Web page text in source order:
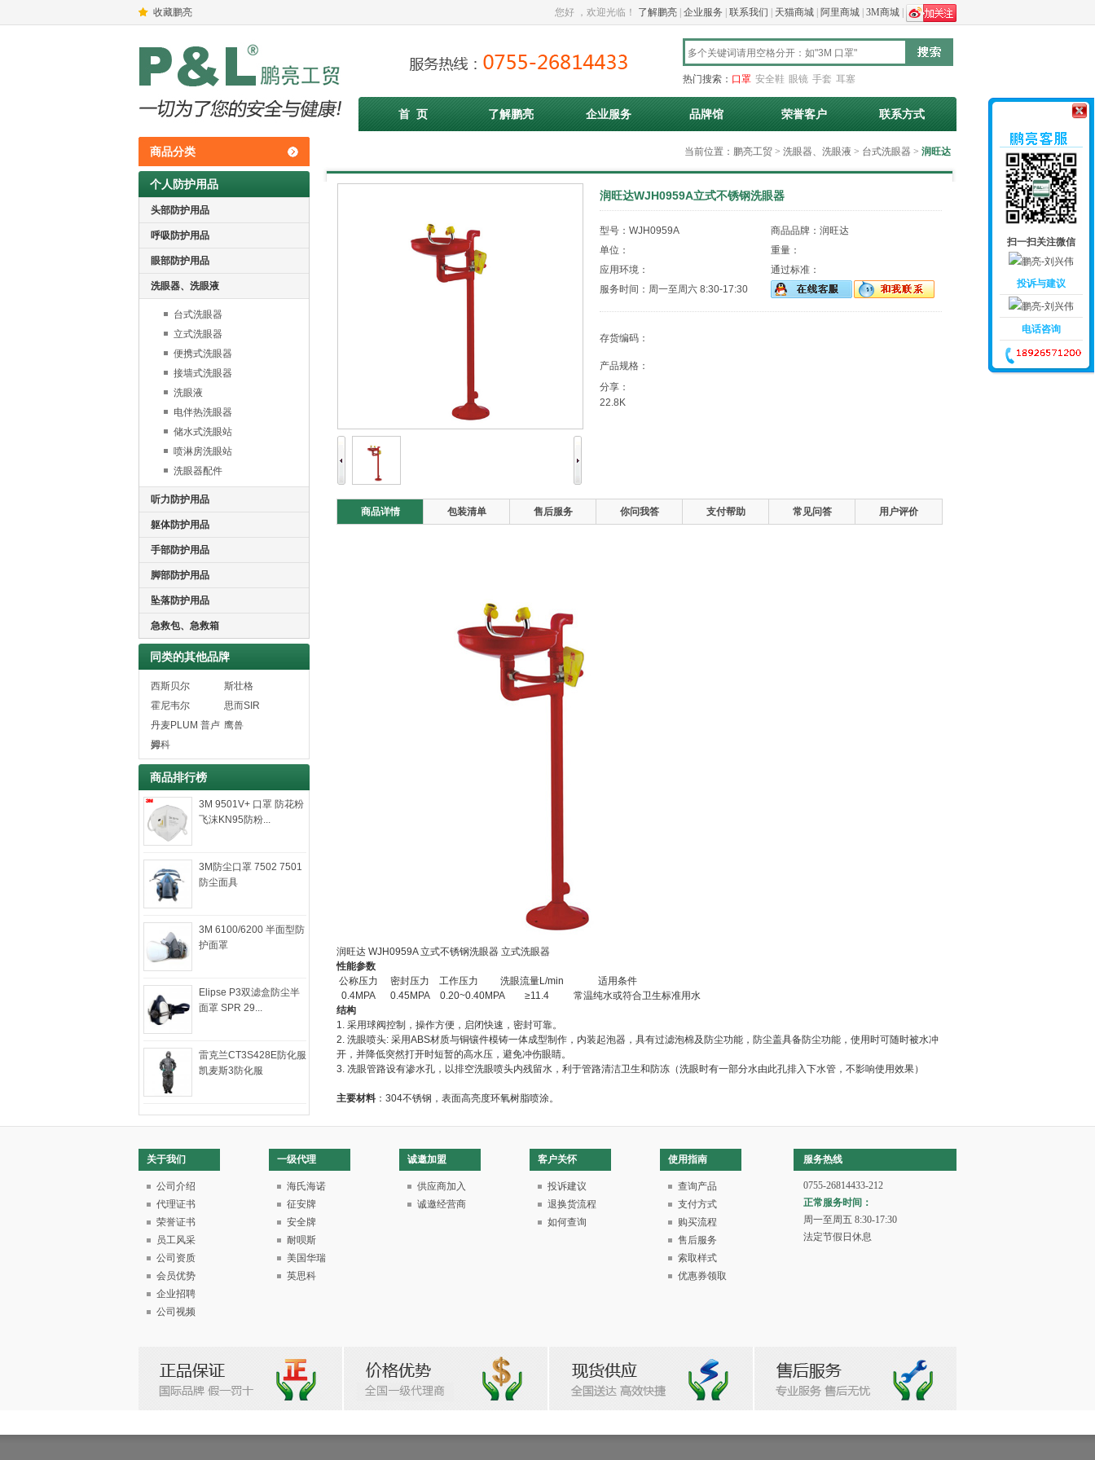
收藏鹏亮 您好 ，欢迎光临！ 了解鹏亮 企业服务 联系我们 天猫商城 阿里商城 3M商城
热门搜索： 口罩 安全鞋 眼镜 手套 耳塞
首 页 了解鹏亮 企业服务 品牌馆 荣誉客户 联系方式
商品分类
个人防护用品
头部防护用品
呼吸防护用品
眼部防护用品
洗眼器、洗眼液
台式洗眼器
立式洗眼器
便携式洗眼器
接墙式洗眼器
洗眼液
电伴热洗眼器
储水式洗眼站
喷淋房洗眼站
洗眼器配件
听力防护用品
躯体防护用品
手部防护用品
脚部防护用品
坠落防护用品
急救包、急救箱
同类的其他品牌
西斯贝尔
斯壮格
霍尼韦尔
思而SIR
丹麦PLUM 普卢
姆
鹰兽
羿科
商品排行榜
3M 9501V+ 口罩 防花粉
飞沫KN95防粉...
3M防尘口罩 7502 7501
防尘面具
3M 6100/6200 半面型防
护面罩
Elipse P3双滤盒防尘半
面罩 SPR 29...
雷克兰CT3S428E防化服
凯麦斯3防化服
当前位置： 鹏亮工贸 > 洗眼器、洗眼液 > 台式洗眼器 > 润旺达
润旺达WJH0959A立式不锈钢洗眼器
型号：WJH0959A
商品品牌：润旺达
单位：
重量：
应用环境：
通过标准：
服务时间：周一至周六 8:30-17:30
存货编码：
产品规格：
分享：
22.8K
商品详情 包装清单 售后服务 你问我答 支付帮助 常见问答 用户评价
润旺达 WJH0959A 立式不锈钢洗眼器 立式洗眼器
性能参数
公称压力 密封压力 工作压力 洗眼流量L/min 适用条件
0.4MPA 0.45MPA 0.20~0.40MPA ≥11.4 常温纯水或符合卫生标准用水
结构
1. 采用球阀控制，操作方便，启闭快速，密封可靠。
2. 洗眼喷头: 采用ABS材质与铜镶件模铸一体成型制作，内装起泡器，具有过滤泡棉及防尘功能，防尘盖具备防尘功能，使用时可随时被水冲
开，并降低突然打开时短暂的高水压，避免冲伤眼睛。
3. 冼眼管路设有渗水孔，以排空洗眼喷头内残留水，利于管路清洁卫生和防冻（洗眼时有一部分水由此孔排入下水管，不影响使用效果）
主要材料 ：304不锈钢，表面高亮度环氧树脂喷涂。
关于我们
公司介绍
代理证书
荣誉证书
员工风采
公司资质
会员优势
企业招聘
公司视频
一级代理
海氏海诺
征安牌
安全牌
耐呗斯
美国华瑞
英思科
诚邀加盟
供应商加入
诚邀经营商
客户关怀
投诉建议
退换货流程
如何查询
使用指南
查询产品
支付方式
购买流程
售后服务
索取样式
优惠券领取
服务热线
0755-26814433-212
正常服务时间：
周一至周五 8:30-17:30
法定节假日休息
扫一扫关注微信
投诉与建议
电话咨询